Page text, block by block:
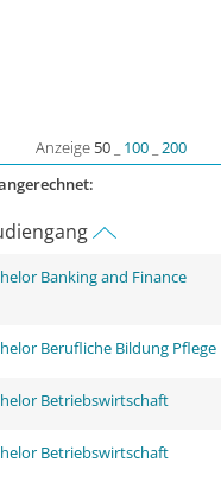
Anzeige 50 100 200
Banking and Finance
Berufliche Bildung Pflege
Betriebswirtschaft
Betriebswirtschaft